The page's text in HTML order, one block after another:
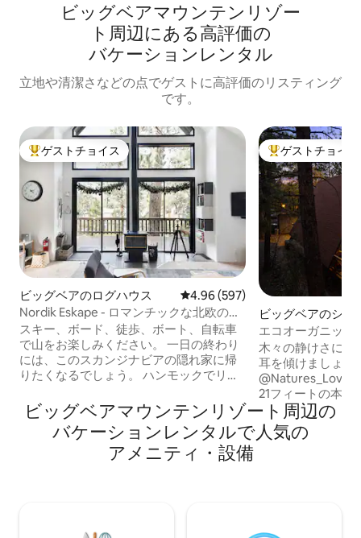
ビッグベアマウンテンリゾー
ト⁠周⁠辺⁠に⁠あ⁠る高⁠評⁠価⁠の
バ⁠ケ⁠ー⁠シ⁠ョ⁠ン⁠レ⁠ン⁠タ⁠ル
立地や清潔さなどの点でゲストに高評価のリスティング
です。
大好評のゲストチョイスです。
ゲストチョイス
ビッグベアのログハウス レビュー597件、5つ星中4.96つ
4.96 (597)
Nordik Eskape - ロマンチックな北欧のツ
リートップログハウス
スキー、ボード、徒歩、ボート、自転車
で山をお楽しみください。 一日の終わり
には、このスカンジナビアの隠れ家に帰
りたくなるでしょう。 ハンモックでリラ
暖炉のそばでくつろいだりして、元気を
取り戻すことができます。 2階建ての窓の
壁を夕日が彩る中、くつろぎましょう。
塗装された木製の壁の横には、6.7メート
ルの天井があります。 Nordik Eskapeには
ンは、スウェーデンのインテリアデザイ
大好評のゲスト
ゲストチョイス
ビッグベアのシャ
エコオーガニック
ックな三角屋根の
ウト可
木々の静けさに囲
耳を傾けましょう
21フィートの本物
キャビンで、オー
トーブ、無料の
なデッキとバーベキュー。
フチェックイン、
ビッグベアマウンテンリゾート⁠周⁠辺⁠の
バ⁠ケ⁠ー⁠シ⁠ョ⁠ン⁠レ⁠ン⁠タ⁠ル⁠で人⁠気⁠の
ア⁠メ⁠ニ⁠テ⁠ィ⁠・⁠設⁠備